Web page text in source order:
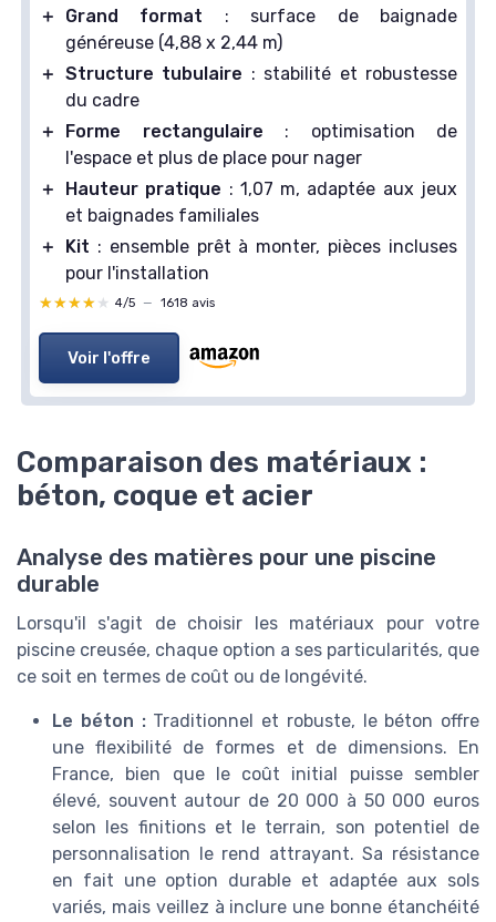
＋ Grand format : surface de baignade
généreuse (4,88 x 2,44 m)
＋ Structure tubulaire : stabilité et robustesse
du cadre
＋
Forme rectangulaire : optimisation de
l'espace et plus de place pour nager
＋
Hauteur pratique : 1,07 m, adaptée aux jeux
et baignades familiales
＋
Kit : ensemble prêt à monter, pièces incluses
pour l'installation
★★★★★
★★★★★ 4/5 — 1618 avis
Voir l'offre
Comparaison des matériaux :
béton, coque et acier
Analyse des matières pour une piscine
durable
Lorsqu'il s'agit de choisir les matériaux pour votre
piscine creusée, chaque option a ses particularités, que
ce soit en termes de coût ou de longévité.
Le béton :Traditionnel et robuste, le béton offre
une flexibilité de formes et de dimensions. En
France, bien que le coût initial puisse sembler
élevé, souvent autour de 20 000 à 50 000 euros
selon les finitions et le terrain, son potentiel de
personnalisation le rend attrayant. Sa résistance
en fait une option durable et adaptée aux sols
variés, mais veillez à inclure une bonne étanchéité